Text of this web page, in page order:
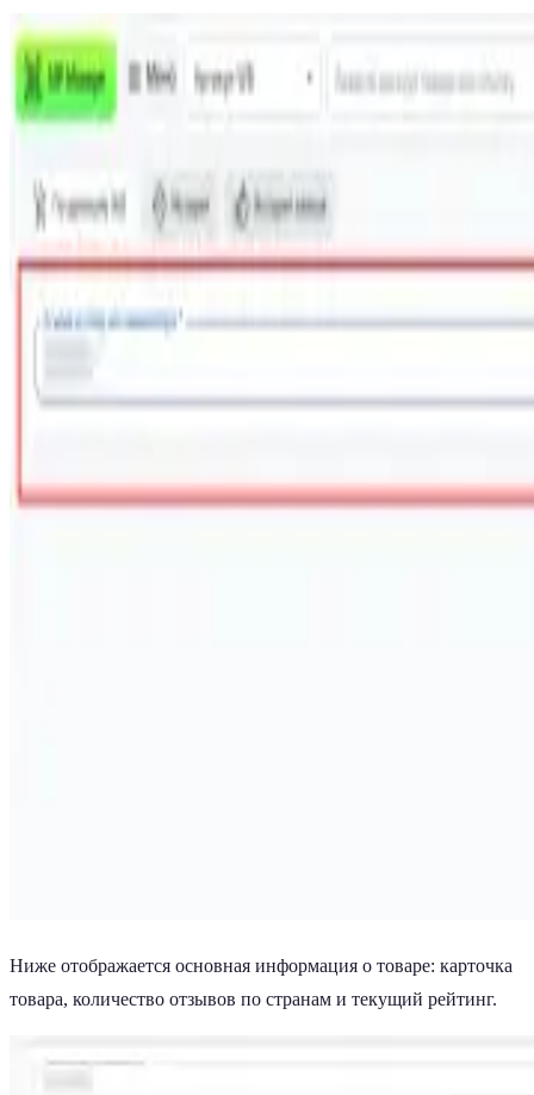
Ниже отображается основная информация о товаре: карточка
товара, количество отзывов по странам и текущий рейтинг.